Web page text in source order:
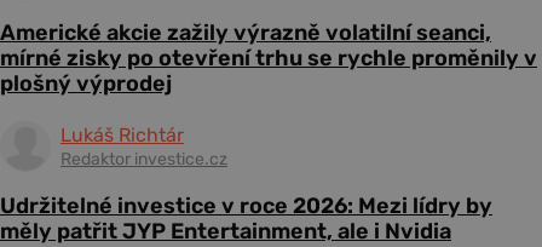
Americké akcie zažily výrazně volatilní seanci,
mírné zisky po otevření trhu se rychle proměnily v
plošný výprodej
Lukáš Richtár
Redaktor investice.cz
Udržitelné investice v roce 2026: Mezi lídry by
měly patřit JYP Entertainment, ale i Nvidia